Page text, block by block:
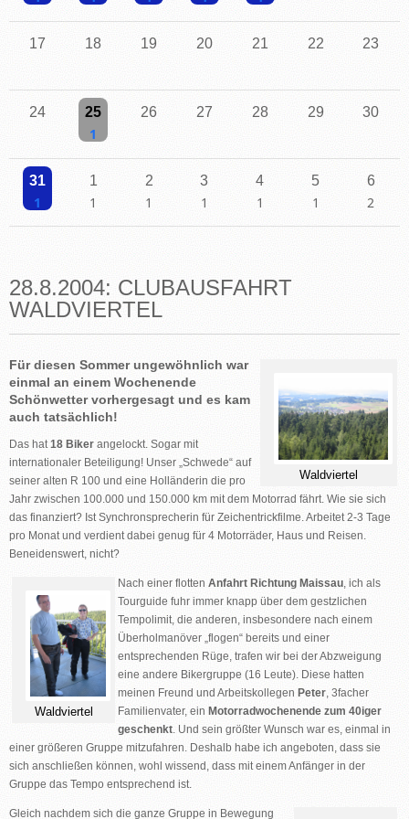
17 18 19 20 21 22 23
24 25 26 27 28 29 30
31 1 2 3 4 5 6
28.8.2004: CLUBAUSFAHRT
WALDVIERTEL
Waldviertel
Für diesen Sommer ungewöhnlich war
einmal an einem Wochenende
Schönwetter vorhergesagt und es kam
auch tatsächlich!
Das hat18 Biker angelockt. Sogar mit
internationaler Beteiligung! Unser „Schwede“ auf
seiner alten R 100 und eine Holländerin die pro
Jahr zwischen 100.000 und 150.000 km mit dem Motorrad fährt. Wie sie sich
das finanziert? Ist Synchronsprecherin für Zeichentrickfilme. Arbeitet 2-3 Tage
pro Monat und verdient dabei genug für 4 Motorräder, Haus und Reisen.
Beneidenswert, nicht?
Waldviertel
Nach einer flotten Anfahrt Richtung Maissau, ich als
Tourguide fuhr immer knapp über dem gestzlichen
Tempolimit, die anderen, insbesondere nach einem
Überholmanöver „flogen“ bereits und einer
entsprechenden Rüge, trafen wir bei der Abzweigung
eine andere Bikergruppe (16 Leute). Diese hatten
meinen Freund und Arbeitskollegen Peter, 3facher
Familienvater, ein Motorradwochenende zum 40iger
geschenkt. Und sein größter Wunsch war es, einmal in
einer größeren Gruppe mitzufahren. Deshalb habe ich angeboten, dass sie
sich anschließen können, wohl wissend, dass mit einem Anfänger in der
Gruppe das Tempo entsprechend ist.
Gleich nachdem sich die ganze Gruppe in Bewegung